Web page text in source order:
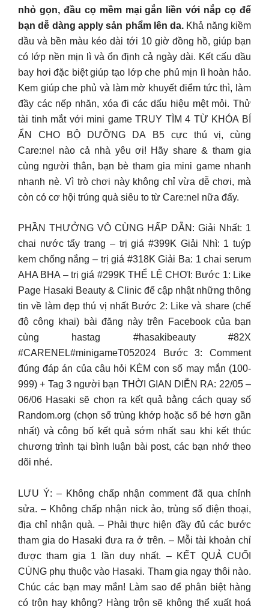
nhỏ gọn, đầu cọ mềm mại gắn liền với nắp cọ để
bạn dễ dàng apply sản phẩm lên da. Khả năng kiềm
dầu và bền màu kéo dài tới 10 giờ đồng hồ, giúp bạn
có lớp nền mịn lì và ổn định cả ngày dài. Kết cấu dầu
bay hơi đặc biệt giúp tạo lớp che phủ mịn lì hoàn hảo.
Kem giúp che phủ và làm mờ khuyết điểm tức thì, làm
đầy các nếp nhăn, xóa đi các dấu hiệu mệt mỏi. Thử
tài tinh mắt với mini game TRUY TÌM 4 TỪ KHÓA BÍ
ẨN CHO BỘ DƯỠNG DA B5 cực thú vị, cùng
Care:nel nào cả nhà yêu ơi! Hãy share & tham gia
cùng người thân, bạn bè tham gia mini game nhanh
nhanh nè. Vì trò chơi này không chỉ vừa dễ chơi, mà
còn có cơ hội trúng quà siêu to từ Care:nel nữa đấy.
PHẦN THƯỞNG VÔ CÙNG HẤP DẪN: Giải Nhất: 1
chai nước tẩy trang – trị giá #399K Giải Nhì: 1 tuýp
kem chống nắng – trị giá #318K Giải Ba: 1 chai serum
AHA BHA – trị giá #299K THỂ LỆ CHƠI: Bước 1: Like
Page Hasaki Beauty & Clinic để cập nhật những thông
tin về làm đẹp thú vị nhất Bước 2: Like và share (chế
độ công khai) bài đăng này trên Facebook của bạn
cùng hastag #hasakibeauty #82X
#CARENEL#minigameT052024 Bước 3: Comment
đúng đáp án của câu hỏi KÈM con số may mắn (100-
999) + Tag 3 người bạn THỜI GIAN DIỄN RA: 22/05 –
06/06 Hasaki sẽ chọn ra kết quả bằng cách quay số
Random.org (chọn số trùng khớp hoặc số bé hơn gần
nhất) và công bố kết quả sớm nhất sau khi kết thúc
chương trình tại bình luận bài post, các bạn nhớ theo
dõi nhé.
LƯU Ý: – Không chấp nhận comment đã qua chỉnh
sửa. – Không chấp nhận nick ảo, trùng số điện thoại,
địa chỉ nhận quà. – Phải thực hiện đầy đủ các bước
tham gia do Hasaki đưa ra ở trên. – Mỗi tài khoản chỉ
được tham gia 1 lần duy nhất. – KẾT QUẢ CUỐI
CÙNG phụ thuộc vào Hasaki. Tham gia ngay thôi nào.
Chúc các bạn may mắn! Làm sao để phân biệt hàng
có trộn hay không? Hàng trộn sẽ không thể xuất hoá